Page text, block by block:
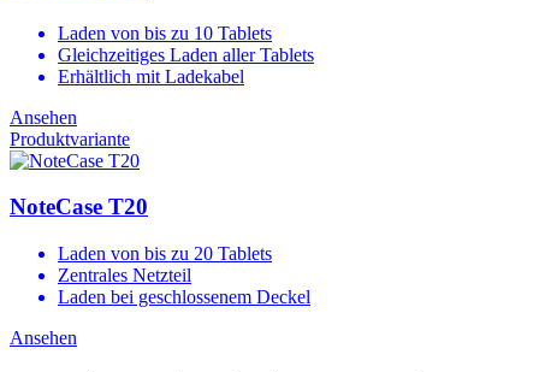
Laden von bis zu 10 Tablets
Gleichzeitiges Laden aller Tablets
Erhältlich mit Ladekabel
Ansehen
Produktvariante
NoteCase T20
Laden von bis zu 20 Tablets
Zentrales Netzteil
Laden bei geschlossenem Deckel
Ansehen